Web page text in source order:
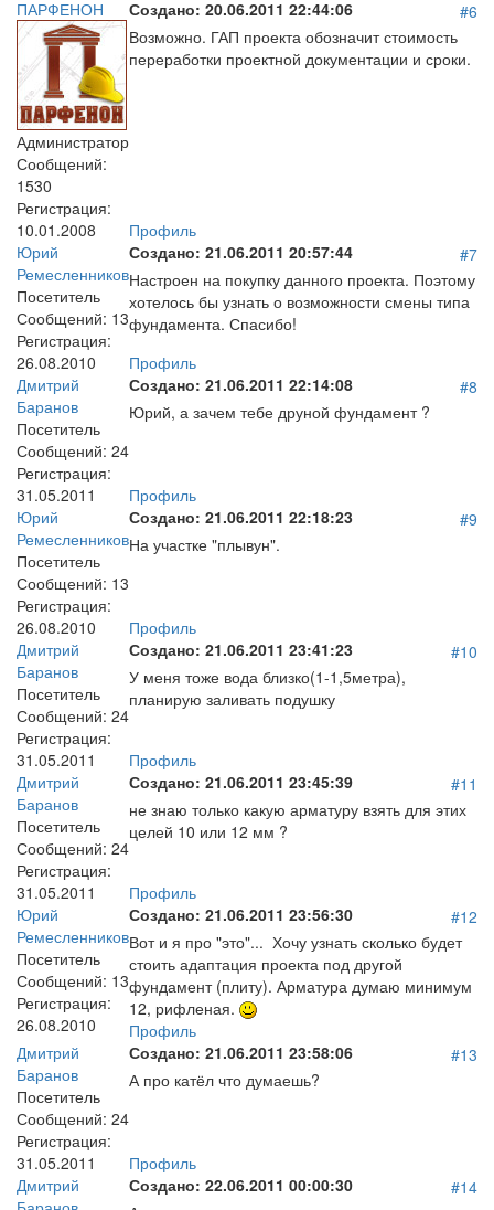
ПАРФЕНОН
Администратор
Сообщений:
1530
Регистрация:
10.01.2008
Создано: 20.06.2011 22:44:06
#6
Возможно. ГАП проекта обозначит стоимость
переработки проектной документации и сроки.
Профиль
Юрий
Ремесленников
Посетитель
Сообщений: 13
Регистрация:
26.08.2010
Создано: 21.06.2011 20:57:44
#7
Настроен на покупку данного проекта. Поэтому
хотелось бы узнать о возможности смены типа
фундамента. Спасибо!
Профиль
Дмитрий
Баранов
Посетитель
Сообщений: 24
Регистрация:
31.05.2011
Создано: 21.06.2011 22:14:08
#8
Юрий, а зачем тебе друной фундамент ?
Профиль
Юрий
Ремесленников
Посетитель
Сообщений: 13
Регистрация:
26.08.2010
Создано: 21.06.2011 22:18:23
#9
На участке "плывун".
Профиль
Дмитрий
Баранов
Посетитель
Сообщений: 24
Регистрация:
31.05.2011
Создано: 21.06.2011 23:41:23
#10
У меня тоже вода близко(1-1,5метра),
планирую заливать подушку
Профиль
Дмитрий
Баранов
Посетитель
Сообщений: 24
Регистрация:
31.05.2011
Создано: 21.06.2011 23:45:39
#11
не знаю только какую арматуру взять для этих
целей 10 или 12 мм ?
Профиль
Юрий
Ремесленников
Посетитель
Сообщений: 13
Регистрация:
26.08.2010
Создано: 21.06.2011 23:56:30
#12
Вот и я про "это"... Хочу узнать сколько будет
стоить адаптация проекта под другой
фундамент (плиту). Арматура думаю минимум
12, рифленая.
Профиль
Дмитрий
Баранов
Посетитель
Сообщений: 24
Регистрация:
31.05.2011
Создано: 21.06.2011 23:58:06
#13
А про катёл что думаешь?
Профиль
Дмитрий
Создано: 22.06.2011 00:00:30
#14